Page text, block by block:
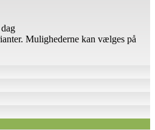
Mulighederne kan vælges på